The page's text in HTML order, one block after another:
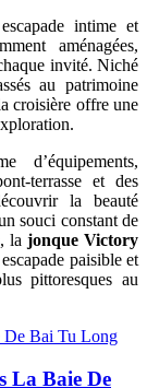
intime et
aménagées,
invité. Niché
au patrimoine
croisière offre une
d’équipements,
terrasse et des
la beauté
souci constant de
la jonque Victory
paisible et
pittoresques au
La Baie De